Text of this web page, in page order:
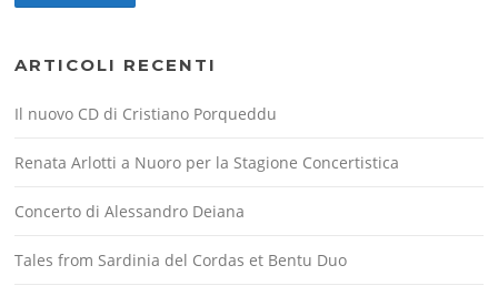
ARTICOLI RECENTI
Il nuovo CD di Cristiano Porqueddu
Renata Arlotti a Nuoro per la Stagione Concertistica
Concerto di Alessandro Deiana
Tales from Sardinia del Cordas et Bentu Duo